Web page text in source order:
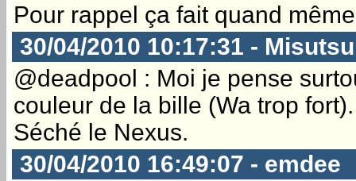
Pour rappel ça fait quand
30/04/2010 10:17:31 - Misutsu
@deadpool : Moi je pense
couleur de la bille (Wa trop
Séché le Nexus.
30/04/2010 16:49:07 - emdee